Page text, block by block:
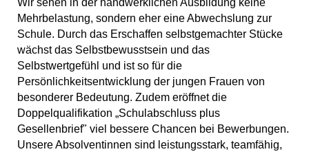
Wir sehen in der handwerklichen Ausbildung keine
Mehrbelastung, sondern eher eine Abwechslung zur
Schule. Durch das Erschaffen selbstgemachter Stücke
wächst das Selbstbewusstsein und das
Selbstwertgefühl und ist so für die
Persönlichkeitsentwicklung der jungen Frauen von
besonderer Bedeutung. Zudem eröffnet die
Doppelqualifikation „Schulabschluss plus
Gesellenbrief" viel bessere Chancen bei Bewerbungen.
Unsere Absolventinnen sind leistungsstark, teamfähig,